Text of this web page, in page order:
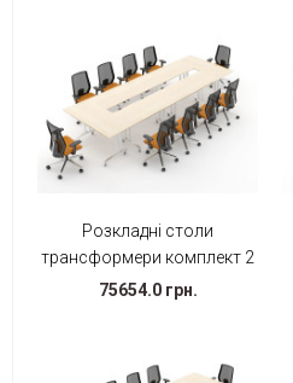
Розкладні столи
трансформери комплект 2
75654.0 грн.